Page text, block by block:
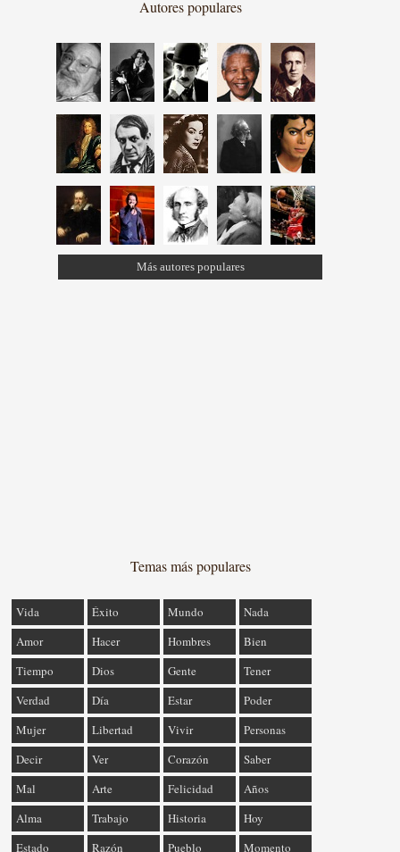
Autores populares
Más autores populares
Temas más populares
Vida Éxito Mundo
Nada
Amor
Hacer Hombres
Bien
Tiempo
Dios Gente
Tener
Verdad
Día Estar
Poder
Mujer
Libertad Vivir
Personas
Decir
Ver Corazón
Saber
Mal
Arte Felicidad
Años
Alma
Trabajo Historia
Hoy
Estado
Razón Pueblo Momento